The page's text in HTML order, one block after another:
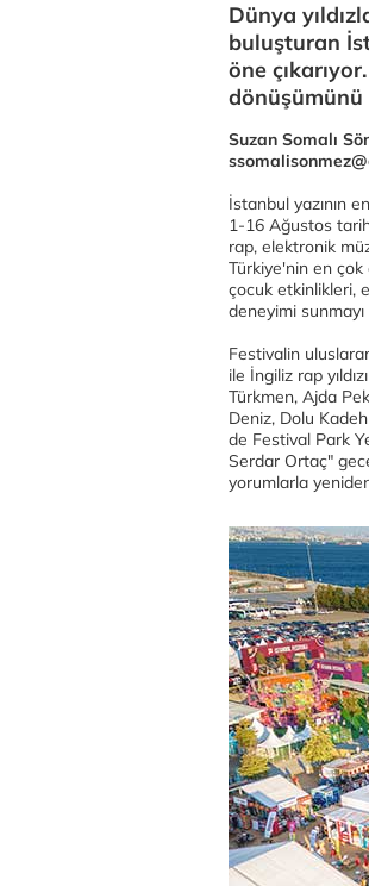
Dünya
buluşturan
öne
dönüşümünü
Suzan Somalı
İstanbul yazının
1-16 Ağustos
rap, elektronik
Türkiye'nin en çok
çocuk etkinlikleri,
deneyimi
Festivalin
ile İngiliz rap
Türkmen, Ajda
Deniz, Dolu
de Festival Park
Serdar Ortaç"
yorumlarla